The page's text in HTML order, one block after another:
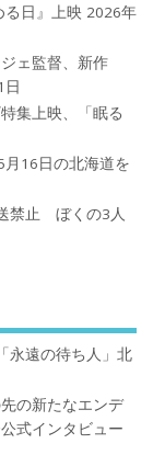
る日』上映 2026年
ェ監督、新作
日
集上映、「眠る
月16日の北海道を
禁止 ぼくの3人
永遠の待ち人」北
の新たなエンデ
式インタビュー